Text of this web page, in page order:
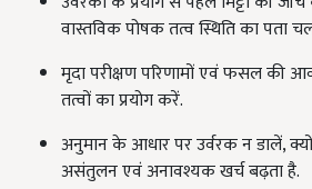
वास्तविक पोषक तत्व स्थिति का पता
मृदा परीक्षण परिणामों एवं फसल की
तत्वों का प्रयोग करें.
अनुमान के आधार पर उर्वरक न डालें,
असंतुलन एवं अनावश्यक खर्च बढ़ता है.